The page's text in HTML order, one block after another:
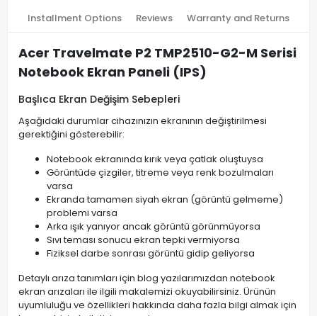
Installment Options Reviews Warranty and Returns
Acer Travelmate P2 TMP2510-G2-M Serisi
Notebook Ekran Paneli (IPS)
Başlıca Ekran Değişim Sebepleri
Aşağıdaki durumlar cihazınızın ekranının değiştirilmesi
gerektiğini gösterebilir:
Notebook ekranında kırık veya çatlak oluştuysa
Görüntüde çizgiler, titreme veya renk bozulmaları
varsa
Ekranda tamamen siyah ekran (görüntü gelmeme)
problemi varsa
Arka ışık yanıyor ancak görüntü görünmüyorsa
Sıvı teması sonucu ekran tepki vermiyorsa
Fiziksel darbe sonrası görüntü gidip geliyorsa
Detaylı arıza tanımları için blog yazılarımızdan notebook
ekran arızaları ile ilgili makalemizi okuyabilirsiniz. Ürünün
uyumluluğu ve özellikleri hakkında daha fazla bilgi almak için